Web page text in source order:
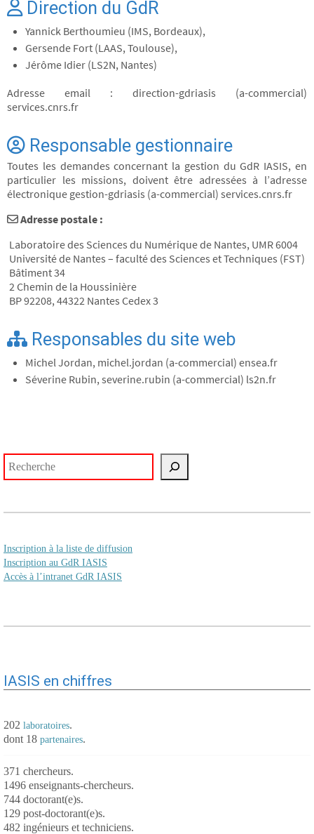
Direction du GdR
Yannick Berthoumieu (IMS, Bordeaux),
Gersende Fort (LAAS, Toulouse),
Jérôme Idier (LS2N, Nantes)
Adresse email : direction-gdriasis (a-commercial)
services.cnrs.fr
Responsable gestionnaire
Toutes les demandes concernant la gestion du GdR IASIS, en
particulier les missions, doivent être adressées à l’adresse
électronique gestion-gdriasis (a-commercial) services.cnrs.fr
Adresse postale :
Laboratoire des Sciences du Numérique de Nantes, UMR 6004
Université de Nantes – faculté des Sciences et Techniques (FST)
Bâtiment 34
2 Chemin de la Houssinière
BP 92208, 44322 Nantes Cedex 3
Responsables du site web
Michel Jordan, michel.jordan (a-commercial) ensea.fr
Séverine Rubin, severine.rubin (a-commercial) ls2n.fr
Inscription à la liste de diffusion
Inscription au GdR IASIS
Accès à l’intranet GdR IASIS
IASIS en chiffres
202 laboratoires.
dont 18 partenaires.
371 chercheurs.
1496 enseignants-chercheurs.
744 doctorant(e)s.
129 post-doctorant(e)s.
482 ingénieurs et techniciens.